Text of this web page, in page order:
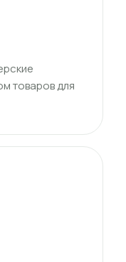
товаров для